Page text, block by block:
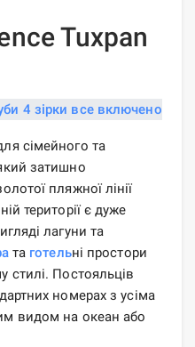
Tuxpan
сімейного та
затишно
пляжної лінії
території є дуже
лагуни та
та готельні простори
стилі. Постояльців
номерах з усіма
видом на океан або